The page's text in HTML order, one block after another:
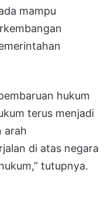
mampu
hukum
terus menjadi
arah
di atas negara
tutupnya.